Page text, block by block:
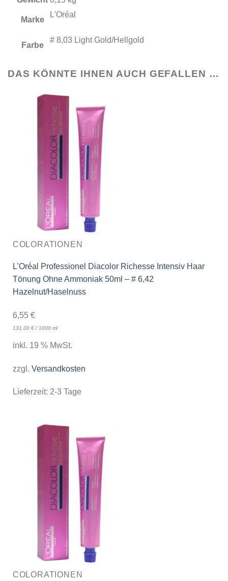
Marke
L'Oréal
Farbe
# 8,03 Light Gold/Hellgold
DAS KÖNNTE IHNEN AUCH GEFALLEN …
COLORATIONEN
L’Oréal Professionel Diacolor Richesse Intensiv Haar
Tönung Ohne Ammoniak 50ml – # 6,42
Hazelnut/Haselnuss
6,55 €
131,00 €/ 1000 ml
inkl. 19 % MwSt.
zzgl. Versandkosten
Lieferzeit: 2-3 Tage
COLORATIONEN